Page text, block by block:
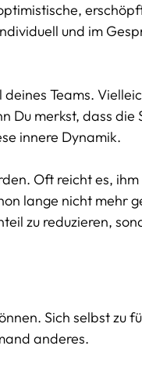
und im
Teams.
Du merkst, dass die
innere Dynamik.
Oft reicht es, ihm
lange nicht mehr
zu reduzieren,
Sich selbst zu
anderes.